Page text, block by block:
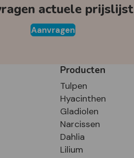
actuele prijslijst
Aanvragen
Producten
Tulpen
Hyacinthen
Gladiolen
Narcissen
Dahlia
Lilium